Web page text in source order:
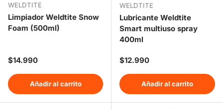
WELDTITE
Limpiador Weldtite Snow
Foam (500ml)
Precio normal
$14.990
Añadir al carrito
WELDTITE
Lubricante Weldtite
Smart multiuso spray
400ml
Precio normal
$12.990
Añadir al carrito